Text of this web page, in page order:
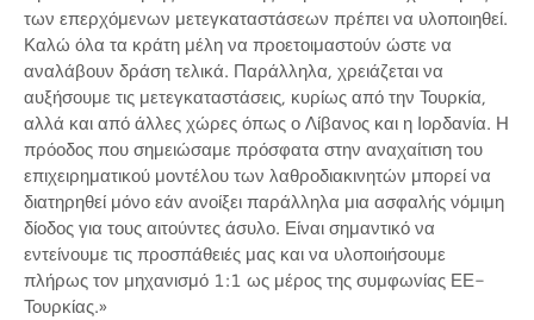
των επερχόμενων μετεγκαταστάσεων πρέπει να υλοποιηθεί.
Καλώ όλα τα κράτη μέλη να προετοιμαστούν ώστε να
αναλάβουν δράση τελικά. Παράλληλα, χρειάζεται να
αυξήσουμε τις μετεγκαταστάσεις, κυρίως από την Τουρκία,
αλλά και από άλλες χώρες όπως ο Λίβανος και η Ιορδανία. Η
πρόοδος που σημειώσαμε πρόσφατα στην αναχαίτιση του
επιχειρηματικού μοντέλου των λαθροδιακινητών μπορεί να
διατηρηθεί μόνο εάν ανοίξει παράλληλα μια ασφαλής νόμιμη
δίοδος για τους αιτούντες άσυλο. Είναι σημαντικό να
εντείνουμε τις προσπάθειές μας και να υλοποιήσουμε
πλήρως τον μηχανισμό 1:1 ως μέρος της συμφωνίας ΕΕ-
Τουρκίας.»